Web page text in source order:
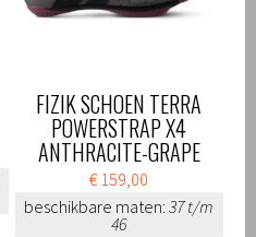
FIZIK SCHOEN TERRA
POWERSTRAP X4
ANTHRACITE-GRAPE
€ 159,00
beschikbare maten: 37 t/m
46